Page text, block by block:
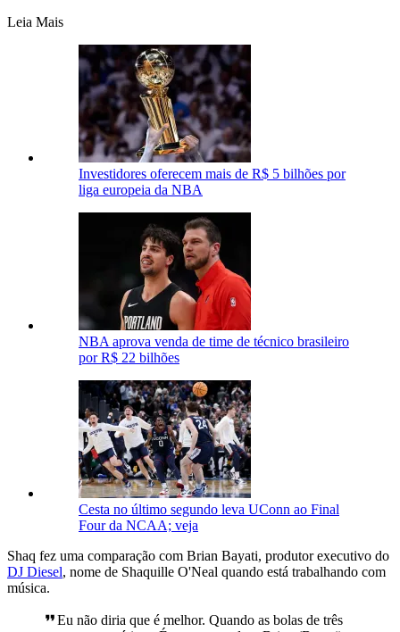
Leia Mais
Investidores oferecem mais de R$ 5 bilhões por
liga europeia da NBA
NBA aprova venda de time de técnico brasileiro
por R$ 22 bilhões
Cesta no último segundo leva UConn ao Final
Four da NCAA; veja
Shaq fez uma comparação com Brian Bayati, produtor executivo do
DJ Diesel, nome de Shaquille O'Neal quando está trabalhando com
música.
Eu não diria que é melhor. Quando as bolas de três